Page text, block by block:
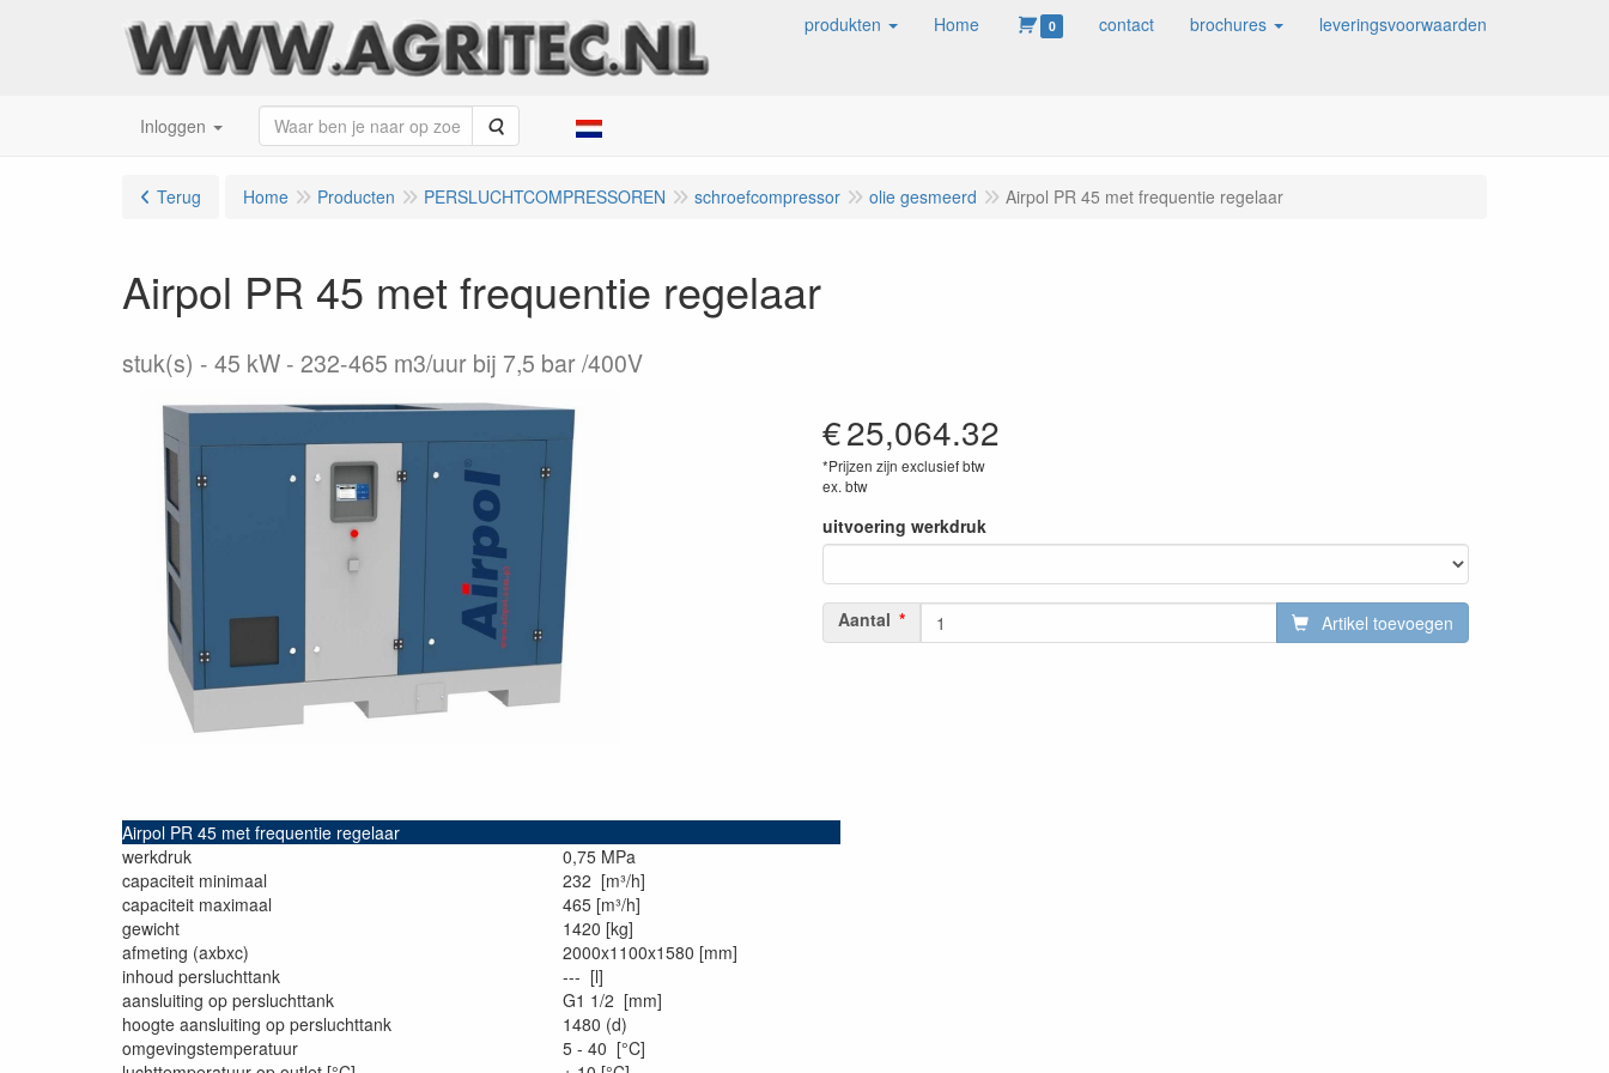
produkten Home 0 contact brochures leveringsvoorwaarden
Inloggen Zoeken
Terug Home Producten PERSLUCHTCOMPRESSOREN schroefcompressor olie gesmeerd Airpol PR 45 met frequentie regelaar
Airpol PR 45 met frequentie regelaar
stuk(s) 45 kW - 232-465 m3/uur bij 7,5 bar /400V
€25,064.32
*Prijzen zijn exclusief btw
ex. btw
uitvoering werkdruk
Aantal Artikel toevoegen
Airpol PR 45 met frequentie regelaar
werkdruk
0,75 MPa
capaciteit minimaal
232 [m³/h]
capaciteit maximaal
465 [m³/h]
gewicht
1420 [kg]
afmeting (axbxc)
2000x1100x1580 [mm]
inhoud persluchttank
--- [l]
aansluiting op persluchttank
G1 1/2 [mm]
hoogte aansluiting op persluchttank
1480 (d)
omgevingstemperatuur
5 - 40 [°C]